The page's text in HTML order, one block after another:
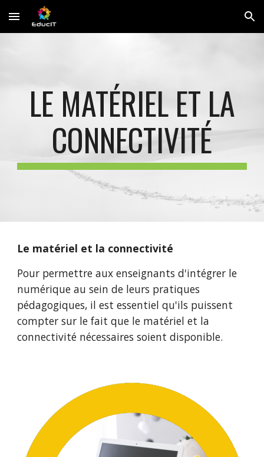
Skip to main content Skip to navigation
LE MATÉRIEL ET LA
CONNECTIVITÉ
Le matériel et la connectivité
Pour permettre aux enseignants d'intégrer le
numérique au sein de leurs pratiques
pédagogiques, il est essentiel qu'ils puissent
compter sur le fait que le matériel et la
connectivité nécessaires soient disponible.